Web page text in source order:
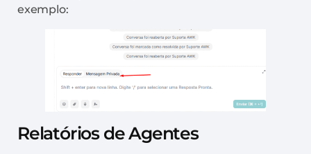
exemplo:
Relatórios de Agentes